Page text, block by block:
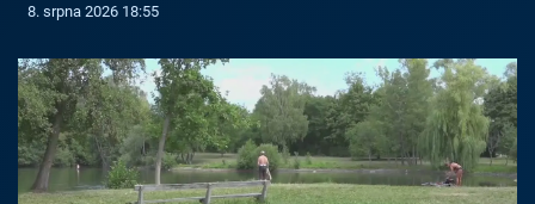
8. srpna 2026 18:55